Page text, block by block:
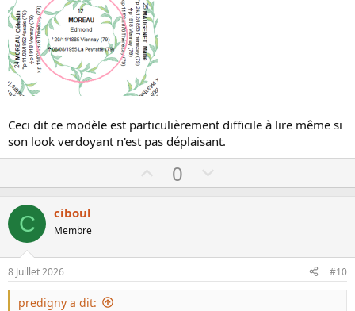
Ceci dit ce modèle est particulièrement difficile à lire même si
son look verdoyant n'est pas déplaisant.
U
p
e
0
o
o
t
C ciboul
Membre
8 Juillet 2026 #10
predigny a dit: